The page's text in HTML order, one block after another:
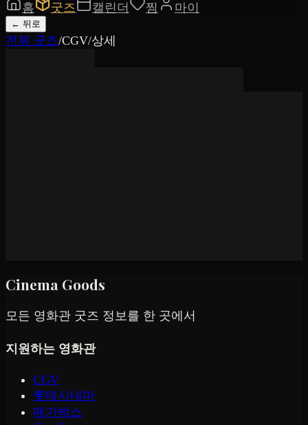
홈
굿즈 캘린더 찜 마이
← 뒤로
전체 굿즈/CGV/상세
Cinema Goods
모든 영화관 굿즈 정보를 한 곳에서
지원하는 영화관
CGV
롯데시네마
메가박스